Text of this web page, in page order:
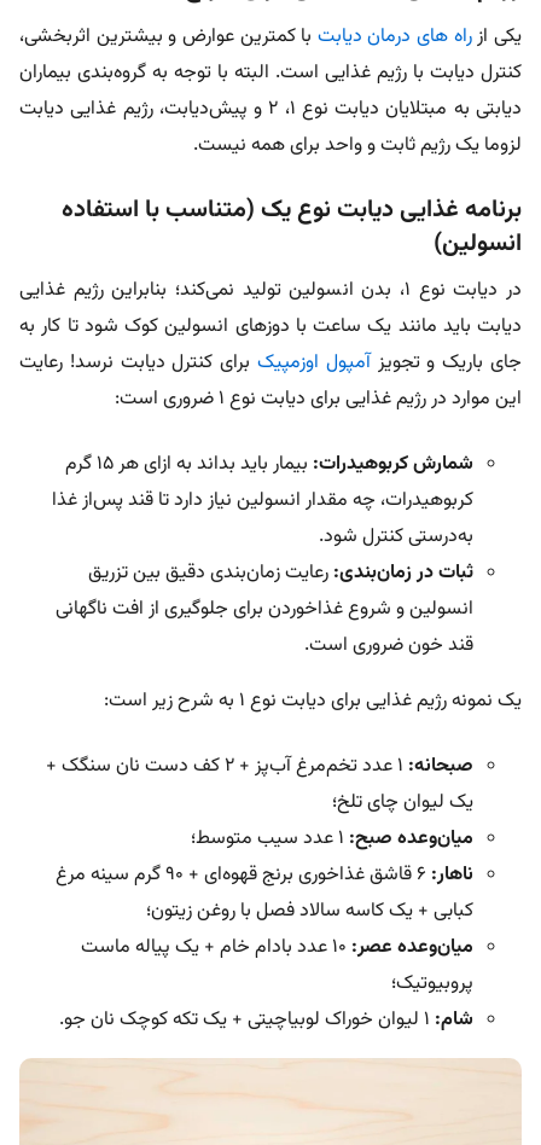
یکی ازراه های درمان دیابت با کمترین عوارض و بیشترین اثربخشی،
کنترل دیابت با رژیم غذایی است. البته با توجه به گروه‌بندی بیماران
دیابتی به مبتلایان دیابت نوع ۱، ۲ و پیش‌دیابت، رژیم غذایی دیابت
لزوما یک رژیم ثابت و واحد برای همه نیست.
برنامه غذایی دیابت نوع یک (متناسب با استفاده
انسولین)
در دیابت نوع ۱، بدن انسولین تولید نمی‌کند؛ بنابراین رژیم غذایی
دیابت باید مانند یک ساعت با دوزهای انسولین کوک شود تا کار به
جای باریک و تجویزآمپول اوزمپیک برای کنترل دیابت نرسد! رعایت
این موارد در رژیم غذایی برای دیابت نوع ۱ ضروری است:
شمارش کربوهیدرات:
بیمار باید بداند به ازای هر ۱۵ گرم
کربوهیدرات، چه مقدار انسولین نیاز دارد تا قند پس‌از غذا
به‌درستی کنترل شود.
ثبات در زمان‌بندی: رعایت زمان‌بندی دقیق بین تزریق
انسولین و شروع غذاخوردن برای جلوگیری از افت ناگهانی
قند خون ضروری است.
یک نمونه رژیم غذایی برای دیابت نوع ۱ به شرح زیر است:
صبحانه:
۱ عدد تخم‌مرغ آب‌پز + ۲ کف دست نان سنگک +
یک لیوان چای تلخ؛
میان‌وعده صبح:
ناهار:
۶ قاشق غذاخوری برنج قهوه‌ای + ۹۰ گرم سینه مرغ
کبابی + یک کاسه سالاد فصل با روغن زیتون؛
میان‌وعده عصر:
۱۰ عدد بادام خام + یک پیاله ماست
پروبیوتیک؛
شام: